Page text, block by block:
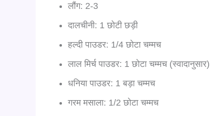
लौंग: 2-3
दालचीनी: 1 छोटी छड़ी
हल्दी पाउडर: 1/4 छोटा चम्मच
लाल मिर्च पाउडर: 1 छोटा चम्मच (स्वादानुसार)
धनिया पाउडर: 1 बड़ा चम्मच
गरम मसाला: 1/2 छोटा चम्मच